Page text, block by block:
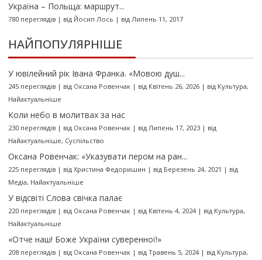
Україна – Польща: маршрут...
780 переглядів| від Йосип Лось | від Липень 11, 2017
НАЙПОПУЛЯРНІШЕ
У ювілейний рік Івана Франка. «Мовою душ...
245 переглядів| від Оксана Ровенчак| від Квітень 26, 2026| від Культура,
Найактуальніше
Коли небо в молитвах за нас
230 переглядів| від Оксана Ровенчак| від Липень 17, 2023| від
Найактуальніше, Суспільство
Оксана Ровенчак: «Указувати пером на ран...
225 переглядів| від Христина Федоришин | від Березень 24, 2021 | від
Медіа, Найактуальніше
У відсвіті Слова свічка палає
220 переглядів| від Оксана Ровенчак| від Квітень 4, 2024| від Культура,
Найактуальніше
«Отче наш! Боже України суверенної!»
208 переглядів| від Оксана Ровенчак| від Травень 5, 2024| від Культура,